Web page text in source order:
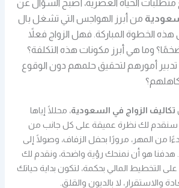
الحياة العصرية، أصبح السؤال عن
من أبرز الهواجس التي تشغل بال
هذه الخطوة المباركة. فهل الزواج فعلاً
وما هي أبرز مكونات هذه التكلفة؟
أمورهم لتحقيق حلمهم دون الوقوع
كاهلهم؟
تكاليف الزواج في السعودية، محللًا إياها
لك نظرة عميقة على كل جانب من
من المهر، مرورًا بحفل الزفاف، وصولًا إلى
هو أن نمنحك رؤية واضحة، ونقدم لك
التخطيط المالي بحكمة، لتكون بداية حياتك
والاستقرار، لا بالديون والقلق.